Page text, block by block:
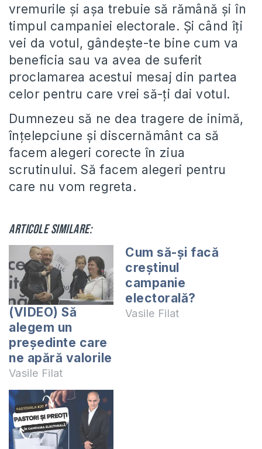
vremurile şi aşa trebuie să rămână şi în
timpul campaniei electorale. Şi când îţi
vei da votul, gândeşte-te bine cum va
beneficia sau va avea de suferit
proclamarea acestui mesaj din partea
celor pentru care vrei să-ţi dai votul.
Dumnezeu să ne dea tragere de inimă,
înţelepciune şi discernământ ca să
facem alegeri corecte în ziua
scrutinului. Să facem alegeri pentru
care nu vom regreta.
Articole similare:
(VIDEO) Să
alegem un
președinte care
ne apără valorile
Vasile Filat
Cum să-și facă
creștinul
campanie
electorală?
Vasile Filat